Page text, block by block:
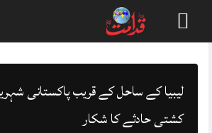
content
لیبیا کے ساحل کے قریب پاکستانی
کشتی حادثے کا شکار